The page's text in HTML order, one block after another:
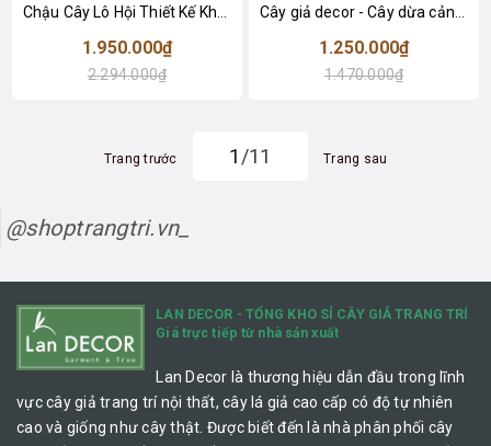
1.950.000₫
2.294.000₫
1.250.000₫
1.470.000₫
Trang trước 1 /11 Trang sau
@shoptrangtri.vn_
LAN DECOR - TỔNG KHO SỈ CÂY GIẢ TRANG TRÍ
Giá trực tiếp từ nhà sản xuất
Lan Decor là thương hiệu dẫn đầu trong lĩnh
vực cây giả trang trí nội thất, cây lá giả cao cấp có độ tự nhiên
cao và giống như cây thật. Được biết đến là nhà phân phối cây